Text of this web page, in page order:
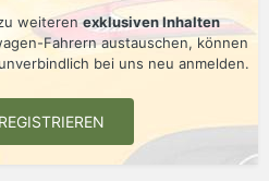
weiterenexklusiven Inhalten
Fahrern austauschen, können
bei uns neu anmelden.